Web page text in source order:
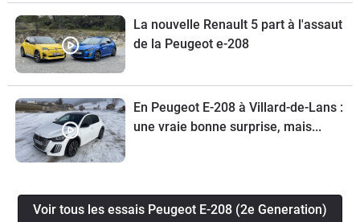
La nouvelle Renault 5 part à l'assaut
de la Peugeot e-208
En Peugeot E-208 à Villard-de-Lans :
une vraie bonne surprise, mais...
Voir tous les essais Peugeot E-208 (2e Generation)